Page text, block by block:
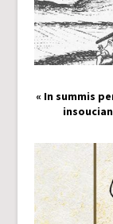
« In summis